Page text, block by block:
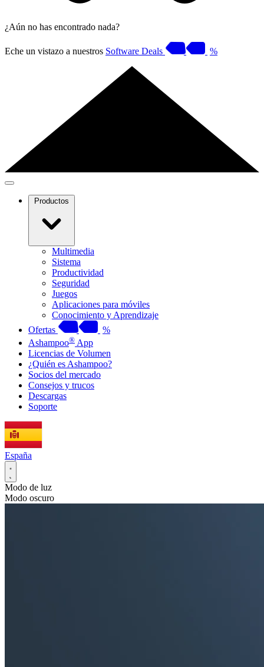
¿Aún no has encontrado nada?
Eche un vistazo a nuestros Software Deals %
Productos
Multimedia
Sistema
Productividad
Seguridad
Juegos
Aplicaciones para móviles
Conocimiento y Aprendizaje
Ofertas
%
Ashampoo® App
Licencias de Volumen
¿Quién es Ashampoo?
Socios del mercado
Consejos y trucos
Descargas
Soporte
España
Modo de luz
Modo oscuro